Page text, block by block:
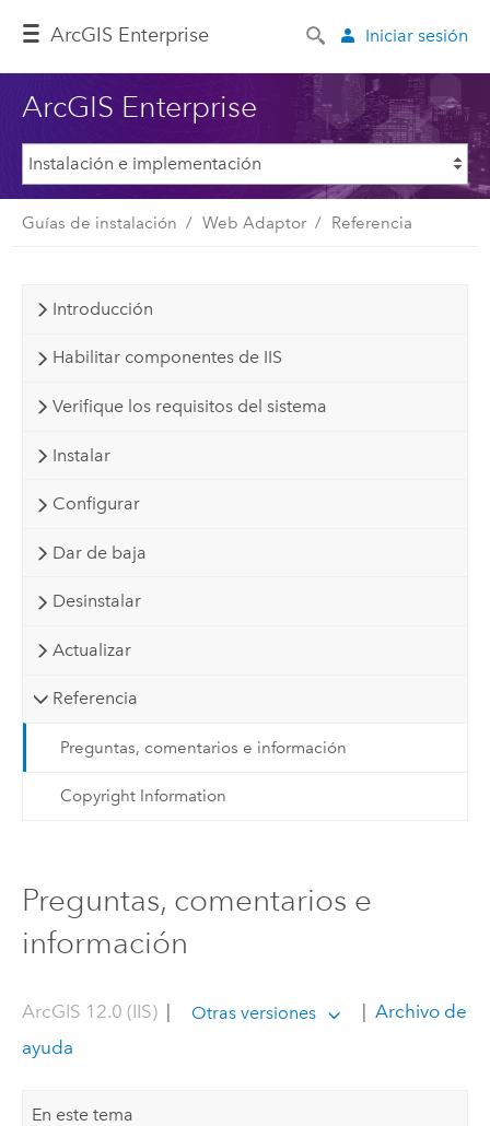
ArcGIS Enterprise Iniciar sesión
ArcGIS Enterprise
Guías de instalación Web Adaptor Referencia
Introducción
Habilitar componentes de IIS
Verifique los requisitos del sistema
Instalar
Configurar
Dar de baja
Desinstalar
Actualizar
Referencia
Preguntas, comentarios e información
Copyright Information
Preguntas, comentarios e
información
ArcGIS 12.0 (IIS)| Otras versiones
Archivo de
ayuda
En este tema